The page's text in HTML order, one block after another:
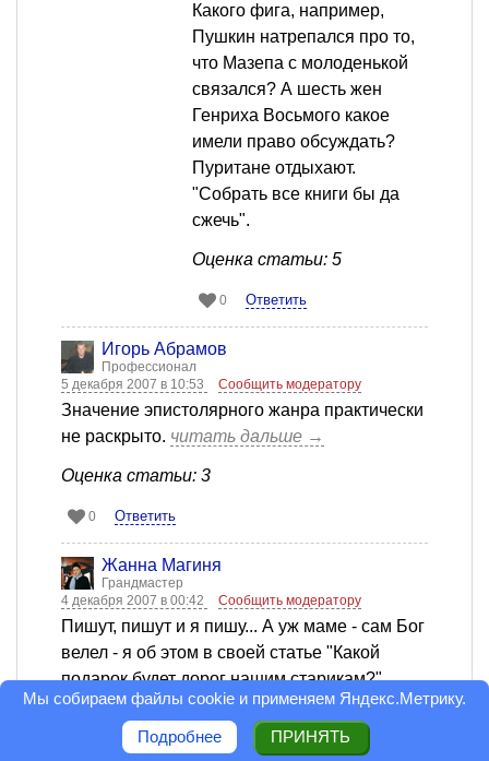
Какого фига, например,
Пушкин натрепался про то,
что Мазепа с молоденькой
связался? А шесть жен
Генриха Восьмого какое
имели право обсуждать?
Пуритане отдыхают.
"Собрать все книги бы да
сжечь".
Оценка статьи: 5
0 Ответить
Игорь Абрамов
Профессионал
5 декабря 2007 в 10:53
Сообщить модератору
Значение эпистолярного жанра практически
не раскрыто. читать дальше →
Оценка статьи: 3
0 Ответить
Жанна Магиня
Грандмастер
4 декабря 2007 в 00:42
Сообщить модератору
Пишут, пишут и я пишу... А уж маме - сам Бог
велел - я об этом в своей статье "Какой
подарок будет дорог нашим старикам?"
писала... А Леонид... Его я очень хорошо
понимаю - их встреча как яркая вспышка - и
Мы собираем файлы cookie и применяем Яндекс.Метрику.
Подробнее ПРИНЯТЬ